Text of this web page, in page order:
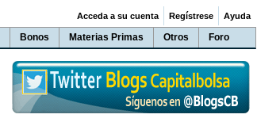
Bonos Materias Primas Otros Foro
Acceda a su cuenta Regístrese Ayuda